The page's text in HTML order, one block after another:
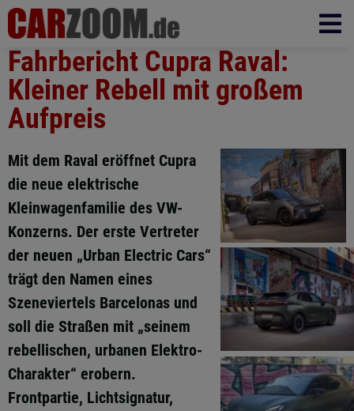
Fahrbericht Cupra Raval:
Kleiner Rebell mit großem
Aufpreis
Mit dem Raval eröffnet Cupra
die neue elektrische
Kleinwagenfamilie des VW-
Konzerns. Der erste Vertreter
der neuen „Urban Electric Cars“
trägt den Namen eines
Szeneviertels Barcelonas und
soll die Straßen mit „seinem
rebellischen, urbanen Elektro-
Charakter“ erobern.
Frontpartie, Lichtsignatur,